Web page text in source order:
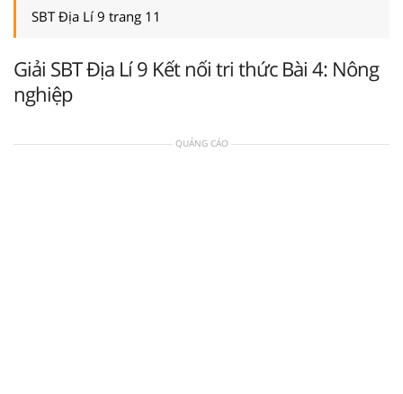
SBT Địa Lí 9 trang 11
Giải SBT Địa Lí 9 Kết nối tri thức Bài 4: Nông
nghiệp
QUẢNG CÁO